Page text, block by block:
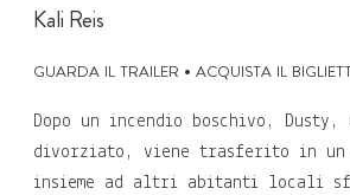
Kali Reis
guarda il trailer •acquista il
Dopo un incendio boschivo,
divorziato, viene trasferito in un
insieme ad altri abitanti locali